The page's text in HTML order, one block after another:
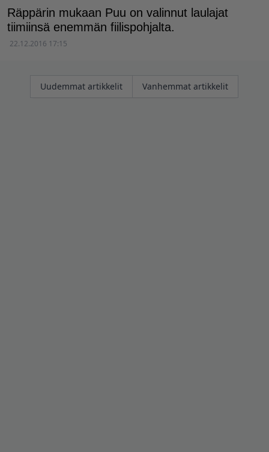
Räppärin mukaan Puu on valinnut laulajat
tiimiinsä enemmän fiilispohjalta.
22.12.2016 17:15
Artikkelien
Uudemmat artikkelit Vanhemmat artikkelit